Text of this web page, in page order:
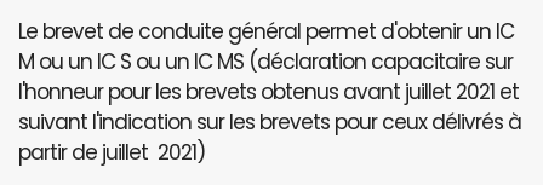
Le brevet de conduite général permet d'obtenir un IC
M ou un IC S ou un IC MS (déclaration capacitaire sur
l'honneur pour les brevets obtenus avant juillet 2021 et
suivant l'indication sur les brevets pour ceux délivrés à
partir de juillet 2021)